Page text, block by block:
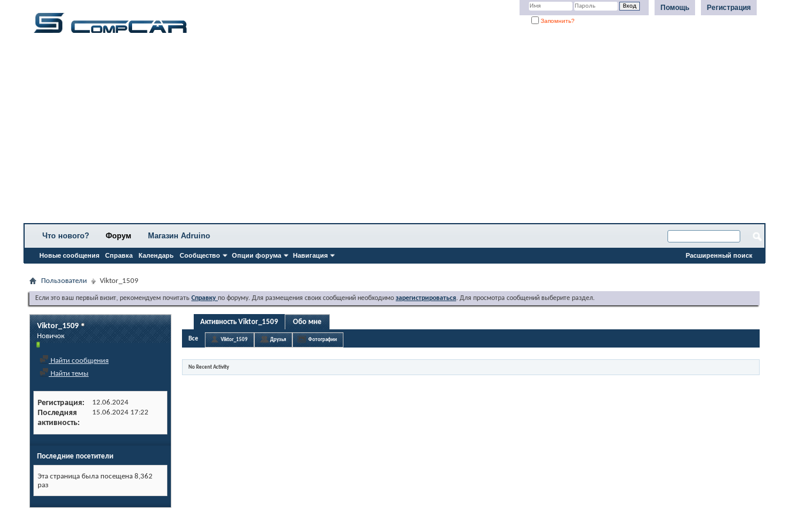
Регистрация
Помощь
Запомнить?
Что нового? Форум
Новые сообщения Справка Календарь Сообщество Опции форума Навигация
Магазин Adruino
Расширенный поиск
Пользователи Viktor_1509
Если это ваш первый визит, рекомендуем почитать Справку по форуму. Для размещения своих сообщений необходимо зарегистрироваться. Для просмотра сообщений выберите раздел.
Viktor_1509
Новичок
Найти сообщения
Найти темы
Регистрация 12.06.2024
Последняя
активность
15.06.2024 17:22
Последние посетители
Эта страница была посещена 8,362
раз
Активность Viktor_1509 Обо мне
Все Viktor_1509 Друзья Фотографии
No Recent Activity